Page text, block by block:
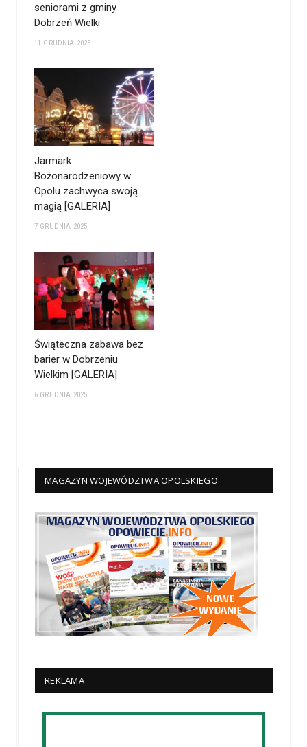
seniorami z gminy
Dobrzeń Wielki
11 GRUDNIA 2025
Jarmark
Bożonarodzeniowy w
Opolu zachwyca swoją
magią [GALERIA]
7 GRUDNIA 2025
Świąteczna zabawa bez
barier w Dobrzeniu
Wielkim [GALERIA]
6 GRUDNIA 2025
MAGAZYN WOJEWÓDZTWA OPOLSKIEGO
REKLAMA